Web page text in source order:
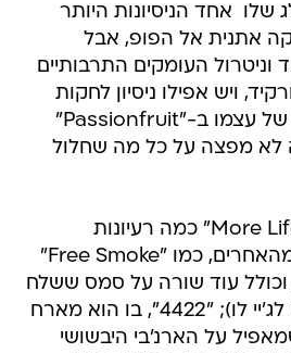
 אחד הניסיונות היותר
אתנית אל הפופ, אבל
וניטרול העומקים התרבותיים
ויש אפילו ניסיון לחקות
את "Hotline Bling" של עצמו ב-"Passionfruit"
זה לא מפצה על כל מה שחלול
למרות זאת, יש ב-"More Life" כמה רעיונות
שהבשילו קצת יותר מהאחרים, כמו "Free Smoke"
עוד שורה על סמס ששלח
כשהיה שיכור (הפעם לג'יי לו); "4422", בו הוא מארח
על הארנ'בי היבשושי